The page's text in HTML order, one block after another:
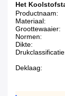
Het
Productnaam:
Materiaal:
Groottewaaier:
Normen:
Dikte:
Deklaag: